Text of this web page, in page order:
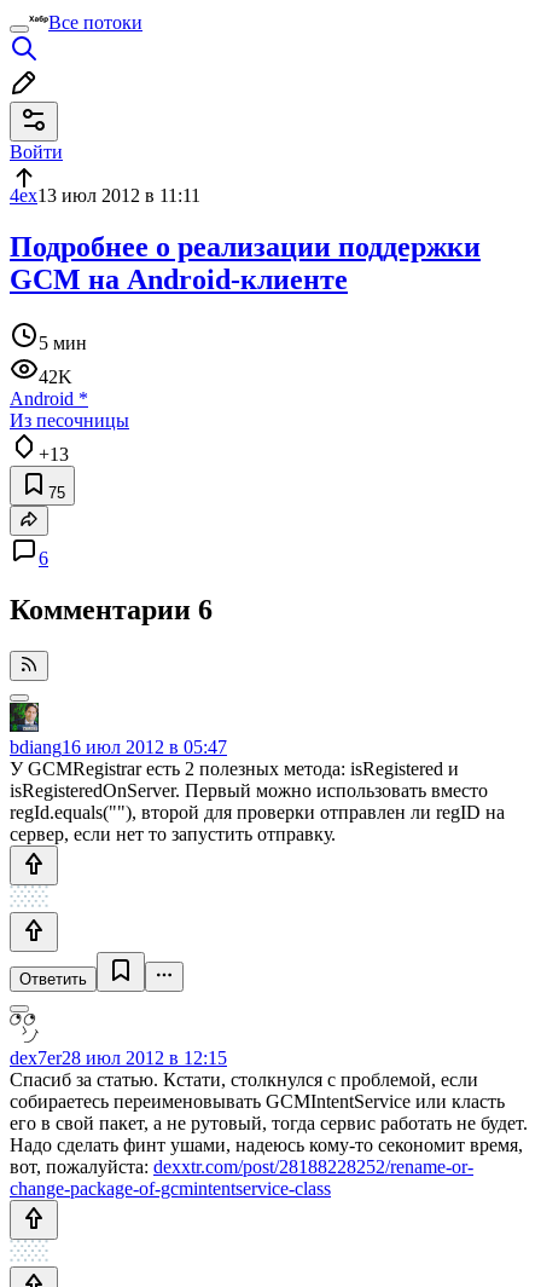
Все потоки
Войти
4ex13 июл 2012 в 11:11
Подробнее о реализации поддержки
GCM на Android-клиенте
5 мин
42K
Android *
Из песочницы
+13
75
6
Комментарии 6
bdiang16 июл 2012 в 05:47
У GCMRegistrar есть 2 полезных метода: isRegistered и
isRegisteredOnServer. Первый можно использовать вместо
regId.equals(""), второй для проверки отправлен ли regID на
сервер, если нет то запустить отправку.
Ответить
dex7er28 июл 2012 в 12:15
Спасиб за статью. Кстати, столкнулся с проблемой, если
собираетесь переименовывать GCMIntentService или класть
его в свой пакет, а не рутовый, тогда сервис работать не будет.
Надо сделать финт ушами, надеюсь кому-то секономит время,
вот, пожалуйста: dexxtr.com/post/28188228252/rename-or-
change-package-of-gcmintentservice-class